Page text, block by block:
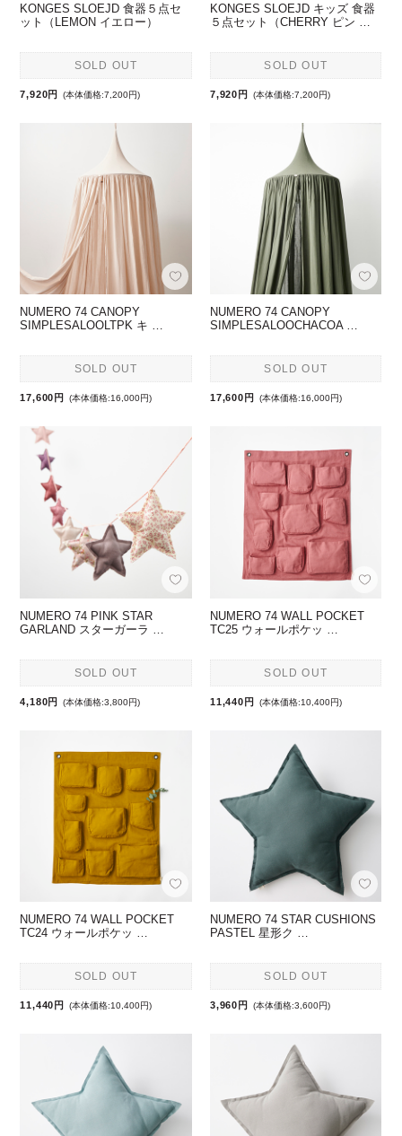
KONGES SLOEJD 食器５点セ
ット（LEMON イエロー）
SOLD OUT
7,920円 (本体価格:7,200円)
KONGES SLOEJD キッズ 食器
５点セット（CHERRY ピン …
SOLD OUT
7,920円 (本体価格:7,200円)
NUMERO 74 CANOPY
SIMPLESALOOLTPK キ …
SOLD OUT
17,600円 (本体価格:16,000円)
NUMERO 74 CANOPY
SIMPLESALOOCHACOA …
SOLD OUT
17,600円 (本体価格:16,000円)
NUMERO 74 PINK STAR
GARLAND スターガーラ …
SOLD OUT
4,180円 (本体価格:3,800円)
NUMERO 74 WALL POCKET
TC25 ウォールポケッ …
SOLD OUT
11,440円 (本体価格:10,400円)
NUMERO 74 WALL POCKET
TC24 ウォールポケッ …
SOLD OUT
11,440円 (本体価格:10,400円)
NUMERO 74 STAR CUSHIONS
PASTEL 星形ク …
SOLD OUT
3,960円 (本体価格:3,600円)